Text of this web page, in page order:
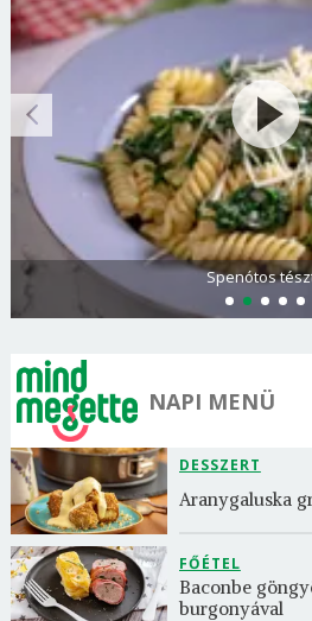
Spenótos
NAPI MENÜ
DESSZERT
Aranygaluska
FŐÉTEL
Baconbe
burgonyával